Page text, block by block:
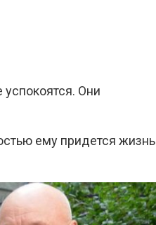
успокоятся. Они
ему придется жизнь